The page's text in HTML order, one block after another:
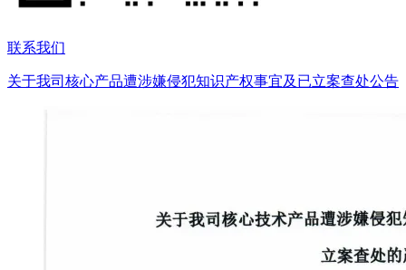
联系我们
关于我司核心产品遭涉嫌侵犯知识产权事宜及已立案查处公告